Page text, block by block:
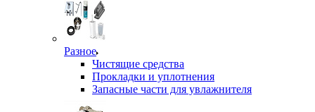
Разное
Чистящие средства
Прокладки и уплотнения
Запасные части для увлажнителя